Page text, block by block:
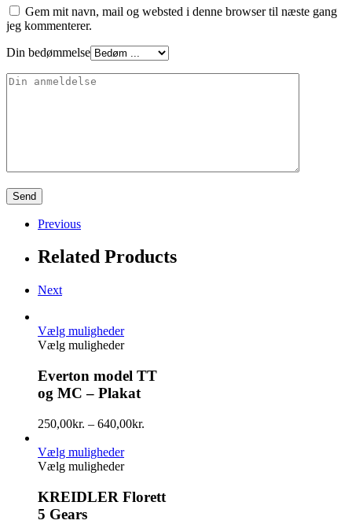
Gem mit navn, mail og websted i denne browser til næste gang
jeg kommenterer.
Din bedømmelse
Previous
Related Products
Next
Vælg muligheder
Vælg muligheder
Everton model TT
og MC – Plakat
250,00kr. – 640,00kr.
Vælg muligheder
Vælg muligheder
KREIDLER Florett
5 Gears